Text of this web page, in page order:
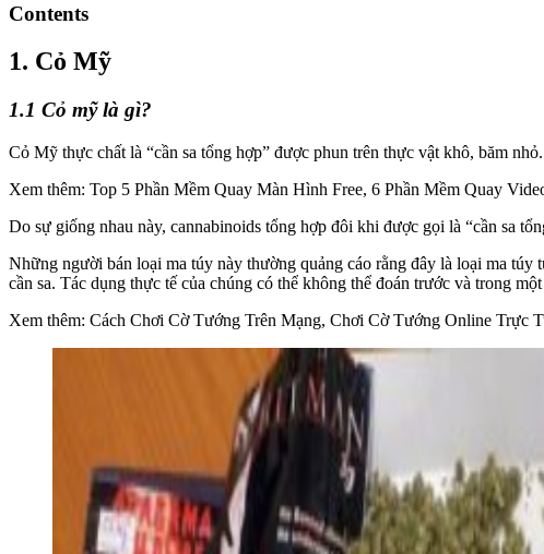
Contents
1. Cỏ Mỹ
1.1 Cỏ mỹ là gì?
Cỏ Mỹ thực chất là “cần sa tổng hợp” được phun trên thực vật khô, băm
Xem thêm: Top 5 Phần Mềm Quay Màn Hình Free, 6 Phần Mềm Quay
Do sự giống nhau này, cannabinoids tổng hợp đôi khi được gọi là “cần sa
Những người bán loại ma túy này thường quảng cáo rằng đây là loại ma
cần sa. Tác dụng thực tế của chúng có thể không thể đoán trước và trong
Xem thêm: Cách Chơi Cờ Tướng Trên Mạng, Chơi Cờ Tướng Online Trực